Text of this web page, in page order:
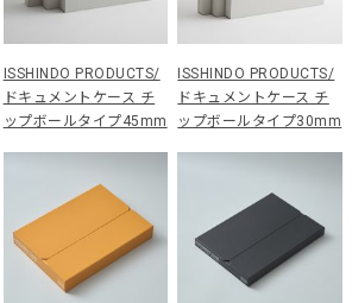
ISSHINDO PRODUCTS/
ドキュメントケース チ
ップボールタイプ45mm
ISSHINDO PRODUCTS/
ドキュメントケース チ
ップボールタイプ30mm